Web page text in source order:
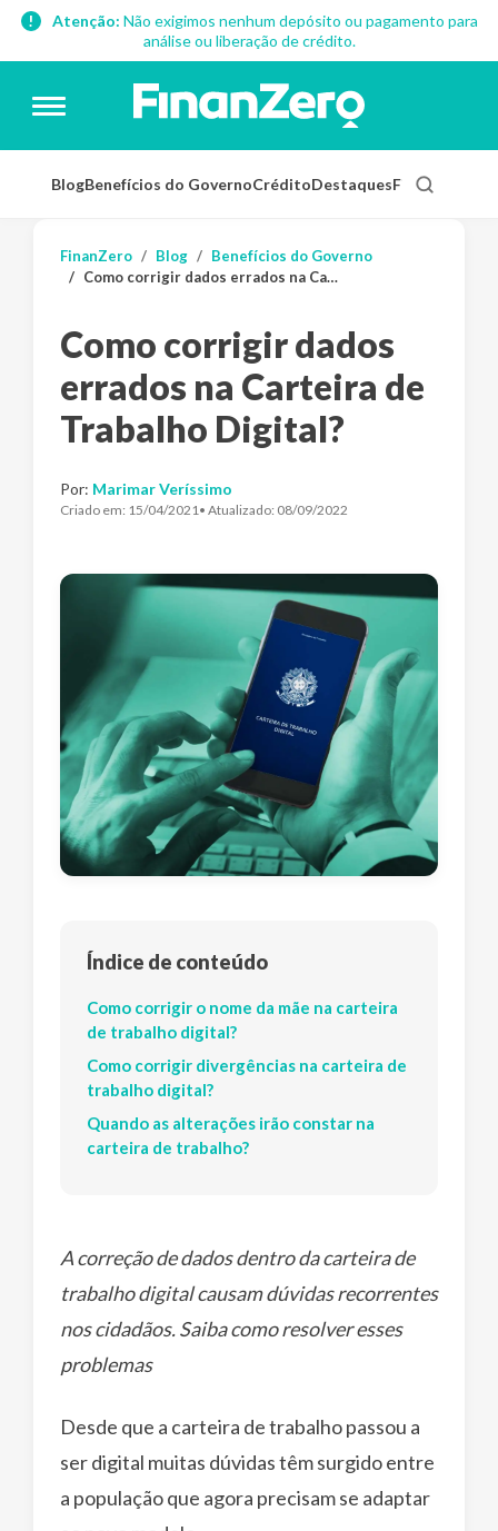
Atenção: Não exigimos nenhum depósito ou pagamento para
análise ou liberação de crédito.
BlogBenefícios do GovernoCréditoDestaquesFinanças
FinanZero Blog
Benefícios do Governo
Como corrigir dados errados na Carteira de Trabalho Digital?
Como corrigir dados
errados na Carteira de
Trabalho Digital?
Por: Marimar Veríssimo
Criado em: 15/04/2021• Atualizado: 08/09/2022
Índice de conteúdo
Como corrigir o nome da mãe na carteira
de trabalho digital?
Como corrigir divergências na carteira de
trabalho digital?
Quando as alterações irão constar na
carteira de trabalho?
A correção de dados dentro da carteira de
trabalho digital causam dúvidas recorrentes
nos cidadãos. Saiba como resolver esses
problemas
Desde que a carteira de trabalho passou a
ser digital muitas dúvidas têm surgido entre
a população que agora precisam se adaptar